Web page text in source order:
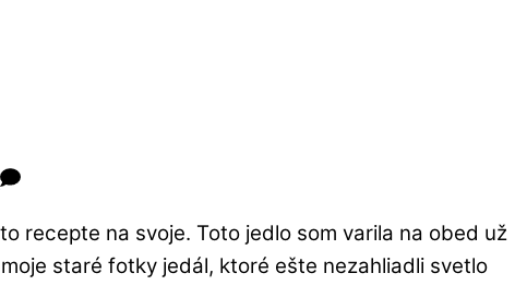
recepte na svoje. Toto jedlo som varila na obed už
staré fotky jedál, ktoré ešte nezahliadli svetlo